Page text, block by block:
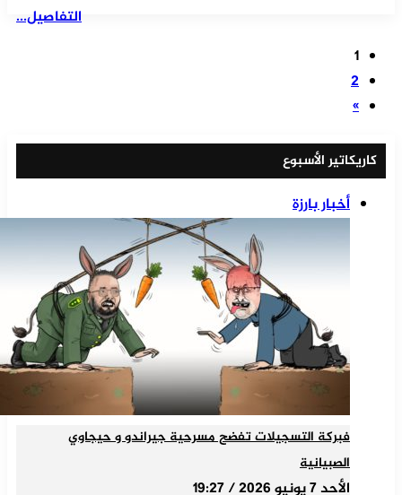
التفاصيل...
1
2
»
كاريكاتير الأسبوع
أخبار بارزة
فبركة التسجيلات تفضح مسرحية جيراندو و حيجاوي
الصبيانية
الأحد 7 يونيو 2026 / 19:27